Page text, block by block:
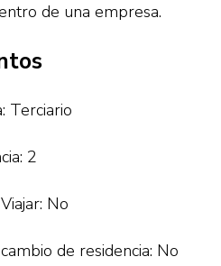
de una empresa.
Terciario
2
No
de residencia: No